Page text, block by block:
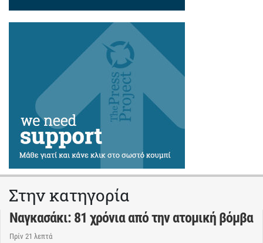
Στην κατηγορία
Ναγκασάκι: 81 χρόνια από την ατομική βόμβα
Πρίν 21 λεπτά